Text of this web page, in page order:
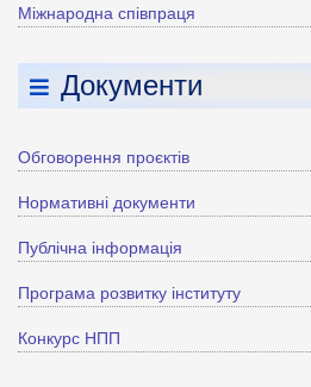
Міжнародна співпраця
Документи
Обговорення проєктів
Нормативні документи
Публічна інформація
Програма розвитку інституту
Конкурс НПП